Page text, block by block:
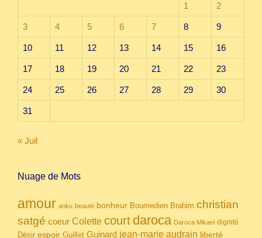
1 2
3 4 5 6 7 8 9
10 11 12 13 14 15 16
17 18 19 20 21 22 23
24 25 26 27 28 29 30
31
« Juil
Nuage de Mots
amour anku beauté bonheur Boumedien Brahim christian
satgé coeur Colette court daroca Daroca Mikael dignité
Désir espoir Guillet Guinard jean-marie audrain liberté